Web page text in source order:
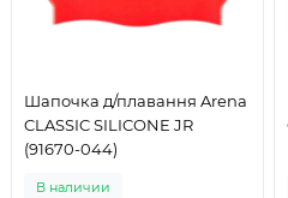
Шапочка д/плавання Arena
CLASSIC SILICONE JR
(91670-044)
В наличии